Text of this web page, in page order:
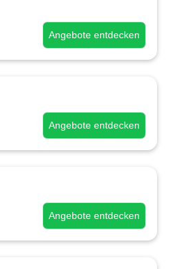
Angebote entdecken
Angebote entdecken
Angebote entdecken